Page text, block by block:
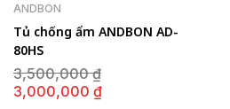
ANDBON
Tủ chống ẩm ANDBON AD-
80HS
3,500,000₫
3,000,000 ₫